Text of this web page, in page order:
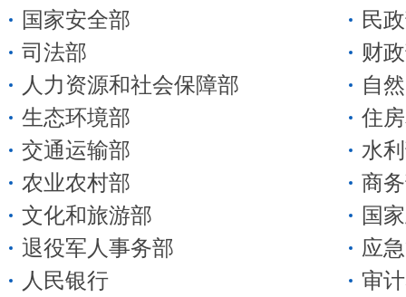
国家安全部
民
司法部
财
人力资源和社会保障部
自
生态环境部
住
交通运输部
水
农业农村部
商
文化和旅游部
国
退役军人事务部
应
人民银行
审